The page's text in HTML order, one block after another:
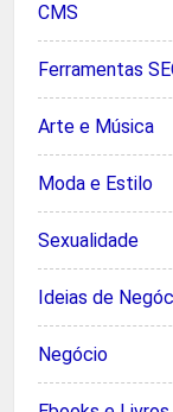
CMS
Ferramentas
Arte e Música
Moda e Estilo
Sexualidade
Ideias de
Negócio